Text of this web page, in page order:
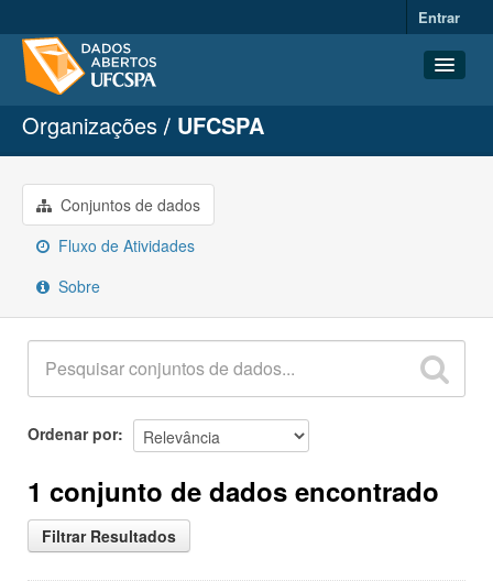
Entrar
Conjuntos de dados
Organizações
Grupos
Sobre
Organizações UFCSPA
Conjuntos de dados
Fluxo de Atividades
Sobre
Ordenar por
1 conjunto de dados encontrado
Filtrar Resultados